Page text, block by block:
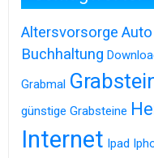
Altersvorsorge Auto
Buchhaltung
Grabmal
günstige Grabsteine
Internet Ipad